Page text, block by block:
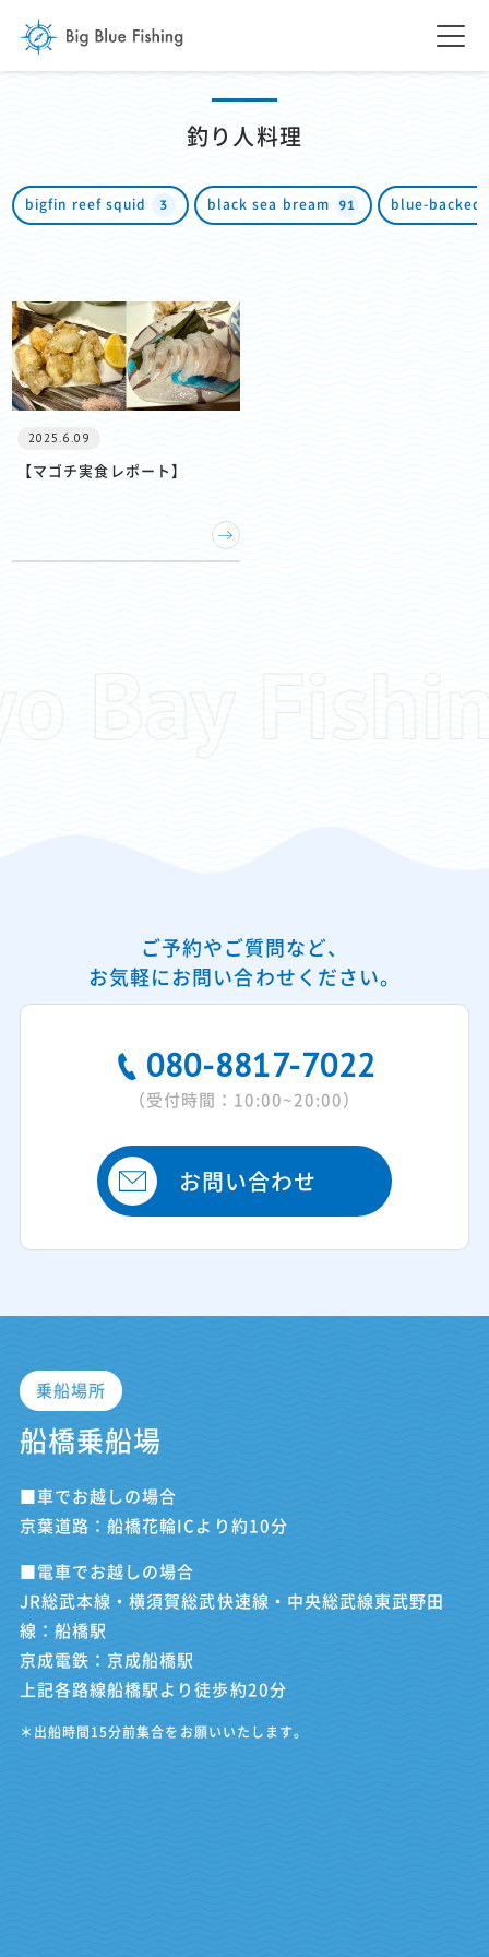
釣り人料理
bigfin reef squid 3 black sea bream 91 blue-backed
2025.6.09
【マゴチ実食レポート】
ご予約やご質問など、
お気軽にお問い合わせください。
080-8817-7022
（受付時間：10:00~20:00）
お問い合わせ
乗船場所
船橋乗船場
■車でお越しの場合
京葉道路：船橋花輪ICより約10分
■電車でお越しの場合
JR総武本線・横須賀総武快速線・中央総武線東武野田
線：船橋駅
京成電鉄：京成船橋駅
上記各路線船橋駅より徒歩約20分
＊出船時間15分前集合をお願いいたします。